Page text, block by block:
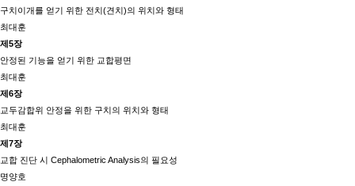
구치이개를 얻기 위한 전치(견치)의 위치와 형태
최대훈
제5장
안정된 기능을 얻기 위한 교합평면
최대훈
제6장
교두감합위 안정을 위한 구치의 위치와 형태
최대훈
제7장
교합 진단 시 Cephalometric Analysis의 필요성
명양호